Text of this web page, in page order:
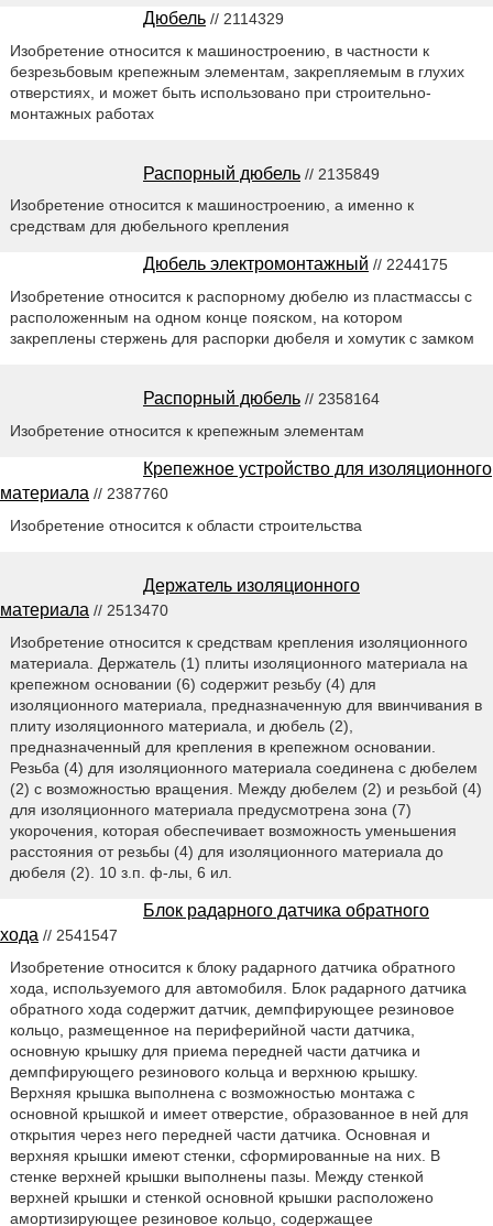
Дюбель // 2114329
Изобретение относится к машиностроению, в частности к
безрезьбовым крепежным элементам, закрепляемым в глухих
отверстиях, и может быть использовано при строительно-
монтажных работах
Распорный дюбель // 2135849
Изобретение относится к машиностроению, а именно к
средствам для дюбельного крепления
Дюбель электромонтажный // 2244175
Изобретение относится к распорному дюбелю из пластмассы с
расположенным на одном конце пояском, на котором
закреплены стержень для распорки дюбеля и хомутик с замком
Распорный дюбель // 2358164
Изобретение относится к крепежным элементам
Крепежное устройство для изоляционного
материала // 2387760
Изобретение относится к области строительства
Держатель изоляционного
материала // 2513470
Изобретение относится к средствам крепления изоляционного
материала. Держатель (1) плиты изоляционного материала на
крепежном основании (6) содержит резьбу (4) для
изоляционного материала, предназначенную для ввинчивания в
плиту изоляционного материала, и дюбель (2),
предназначенный для крепления в крепежном основании.
Резьба (4) для изоляционного материала соединена с дюбелем
(2) с возможностью вращения. Между дюбелем (2) и резьбой (4)
для изоляционного материала предусмотрена зона (7)
укорочения, которая обеспечивает возможность уменьшения
расстояния от резьбы (4) для изоляционного материала до
дюбеля (2). 10 з.п. ф-лы, 6 ил.
Блок радарного датчика обратного
хода // 2541547
Изобретение относится к блоку радарного датчика обратного
хода, используемого для автомобиля. Блок радарного датчика
обратного хода содержит датчик, демпфирующее резиновое
кольцо, размещенное на периферийной части датчика,
основную крышку для приема передней части датчика и
демпфирующего резинового кольца и верхнюю крышку.
Верхняя крышка выполнена с возможностью монтажа с
основной крышкой и имеет отверстие, образованное в ней для
открытия через него передней части датчика. Основная и
верхняя крышки имеют стенки, сформированные на них. В
стенке верхней крышки выполнены пазы. Между стенкой
верхней крышки и стенкой основной крышки расположено
амортизирующее резиновое кольцо, содержащее